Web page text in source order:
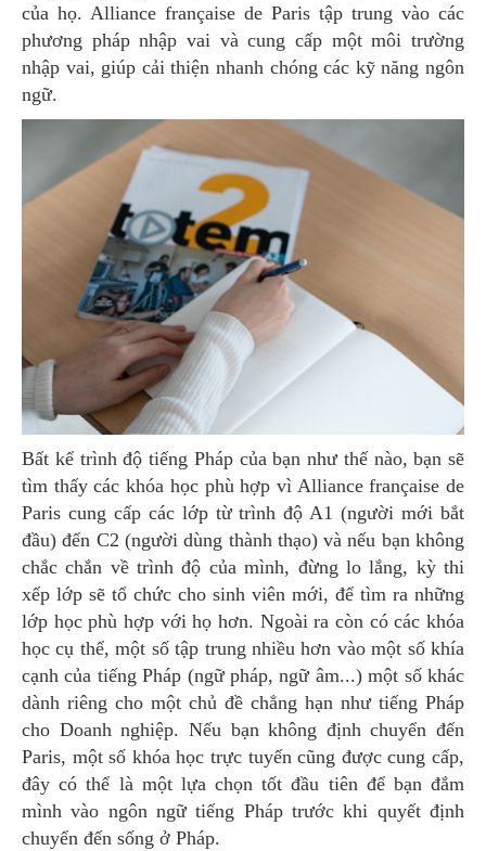
của họ. Alliance française de Paris tập trung vào các
phương pháp nhập vai và cung cấp một môi trường
nhập vai, giúp cải thiện nhanh chóng các kỹ năng ngôn
ngữ.
Bất kể trình độ tiếng Pháp của bạn như thế nào, bạn sẽ
tìm thấy các khóa học phù hợp vì Alliance française de
Paris cung cấp các lớp từ trình độ A1 (người mới bắt
đầu) đến C2 (người dùng thành thạo) và nếu bạn không
chắc chắn về trình độ của mình, đừng lo lắng, kỳ thi
xếp lớp sẽ tổ chức cho sinh viên mới, để tìm ra những
lớp học phù hợp với họ hơn. Ngoài ra còn có các khóa
học cụ thể, một số tập trung nhiều hơn vào một số khía
cạnh của tiếng Pháp (ngữ pháp, ngữ âm...) một số khác
dành riêng cho một chủ đề chẳng hạn như tiếng Pháp
cho Doanh nghiệp. Nếu bạn không định chuyển đến
Paris, một số khóa học trực tuyến cũng được cung cấp,
đây có thể là một lựa chọn tốt đầu tiên để bạn đắm
mình vào ngôn ngữ tiếng Pháp trước khi quyết định
chuyển đến sống ở Pháp.